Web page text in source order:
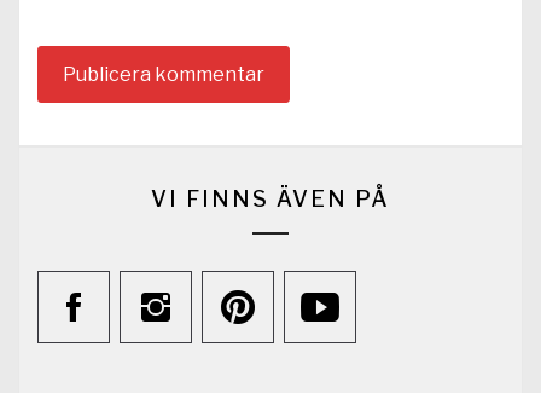
VI FINNS ÄVEN PÅ